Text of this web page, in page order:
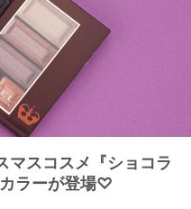
マスコスメ『ショコラ
ラーが登場♡